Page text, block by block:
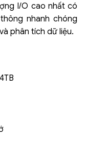
I/O cao nhất có
nhanh chóng
phân tích dữ liệu.